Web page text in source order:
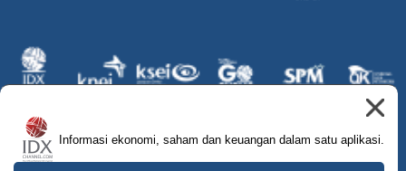
Informasi ekonomi, saham dan keuangan dalam satu aplikasi.
© 2026 IDX Channel. All Rights Reserved.